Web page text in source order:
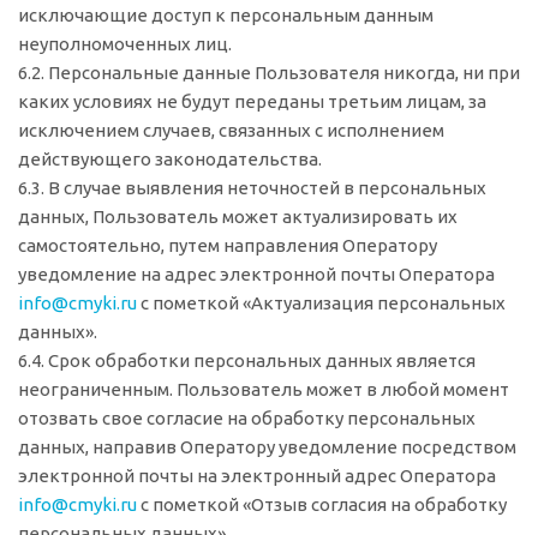
исключающие доступ к персональным данным
неуполномоченных лиц.
6.2. Персональные данные Пользователя никогда, ни при
каких условиях не будут переданы третьим лицам, за
исключением случаев, связанных с исполнением
действующего законодательства.
6.3. В случае выявления неточностей в персональных
данных, Пользователь может актуализировать их
самостоятельно, путем направления Оператору
уведомление на адрес электронной почты Оператора
info@cmyki.ruс пометкой «Актуализация персональных
данных».
6.4. Срок обработки персональных данных является
неограниченным. Пользователь может в любой момент
отозвать свое согласие на обработку персональных
данных, направив Оператору уведомление посредством
электронной почты на электронный адрес Оператора
info@cmyki.ruс пометкой «Отзыв согласия на обработку